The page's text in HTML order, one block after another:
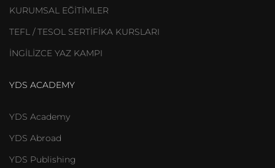
KURUMSAL EĞİTİMLER
TEFL / TESOL SERTİFİKA KURSLARI
İNGİLİZCE YAZ KAMPI
YDS ACADEMY
YDS Academy
YDS Abroad
YDS Publishing